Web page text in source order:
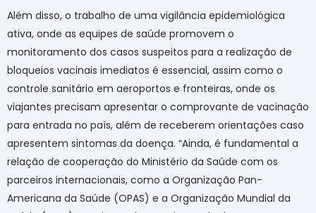
Além disso, o trabalho de uma vigilância epidemiológica
ativa, onde as equipes de saúde promovem o
monitoramento dos casos suspeitos para a realização de
bloqueios vacinais imediatos é essencial, assim como o
controle sanitário em aeroportos e fronteiras, onde os
viajantes precisam apresentar o comprovante de vacinação
para entrada no país, além de receberem orientações caso
apresentem sintomas da doença. “Ainda, é fundamental a
relação de cooperação do Ministério da Saúde com os
parceiros internacionais, como a Organização Pan-
Americana da Saúde (OPAS) e a Organização Mundial da